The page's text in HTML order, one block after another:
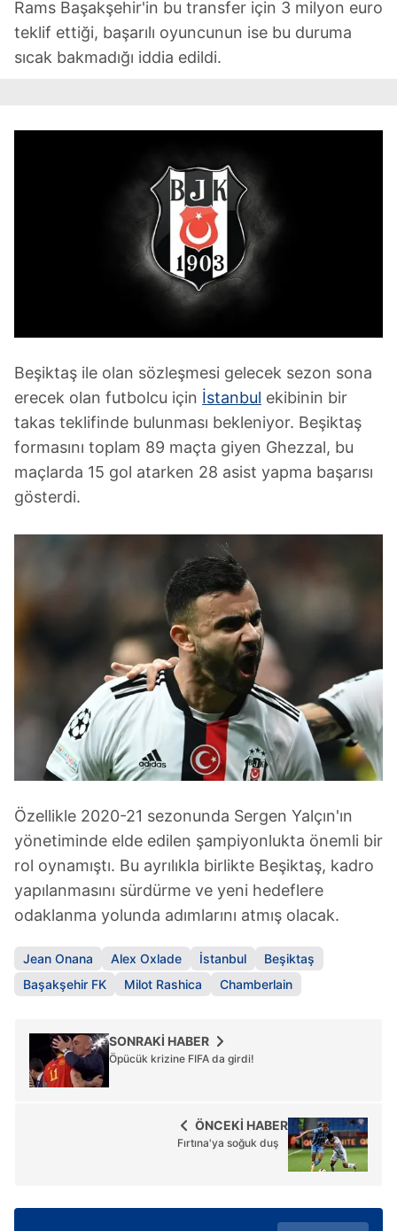
6698 sayılı Kişisel Verilerin Korunması Kanunu uyarınca
hazırlanmış Aydınlatma Metnimizi okumak ve sitemizde
ilgili mevzuata uygun olarak kullanılan çerezlerle ilgili bilgi
tıklayınız
Rams Başakşehir'in bu transfer için 3 milyon euro
teklif ettiği, başarılı oyuncunun ise bu duruma
sıcak bakmadığı iddia edildi.
Beşiktaş ile olan sözleşmesi gelecek sezon sona
erecek olan futbolcu için İstanbul ekibinin bir
takas teklifinde bulunması bekleniyor. Beşiktaş
formasını toplam 89 maçta giyen Ghezzal, bu
maçlarda 15 gol atarken 28 asist yapma başarısı
gösterdi.
Özellikle 2020-21 sezonunda Sergen Yalçın'ın
yönetiminde elde edilen şampiyonlukta önemli bir
rol oynamıştı. Bu ayrılıkla birlikte Beşiktaş, kadro
yapılanmasını sürdürme ve yeni hedeflere
odaklanma yolunda adımlarını atmış olacak.
Jean Onana Alex Oxlade İstanbul
Beşiktaş
Başakşehir FK
Milot Rashica Chamberlain
SONRAKİ HABER
Öpücük krizine FIFA da girdi!
ÖNCEKİ HABER
Fırtına'ya soğuk duş